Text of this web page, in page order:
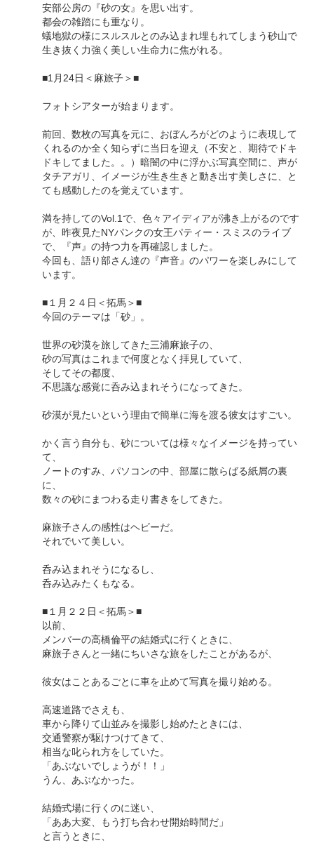
安部公房の『砂の女』を思い出す。
都会の雑踏にも重なり。
蟻地獄の様にスルスルとのみ込まれ埋もれてしまう砂山で
生き抜く力強く美しい生命力に焦がれる。
■1月24日＜麻旅子＞■
フォトシアターが始まります。
前回、数枚の写真を元に、おぼんろがどのように表現して
くれるのか全く知らずに当日を迎え（不安と、期待でドキ
ドキしてました。。）暗闇の中に浮かぶ写真空間に、声が
タチアガリ、イメージが生き生きと動き出す美しさに、と
ても感動したのを覚えています。
満を持してのVol.1で、色々アイディアが沸き上がるのです
が、昨夜見たNYパンクの女王パティー・スミスのライブ
で、『声』の持つ力を再確認しました。
今回も、語り部さん達の『声音』のパワーを楽しみにして
います。
■１月２４日＜拓馬＞■
今回のテーマは「砂」。
世界の砂漠を旅してきた三浦麻旅子の、
砂の写真はこれまで何度となく拝見していて、
そしてその都度、
不思議な感覚に呑み込まれそうになってきた。
砂漠が見たいという理由で簡単に海を渡る彼女はすごい。
かく言う自分も、砂については様々なイメージを持ってい
て、
ノートのすみ、パソコンの中、部屋に散らばる紙屑の裏
に、
数々の砂にまつわる走り書きをしてきた。
麻旅子さんの感性はヘビーだ。
それでいて美しい。
呑み込まれそうになるし、
呑み込みたくもなる。
■１月２２日＜拓馬＞■
以前、
メンバーの高橋倫平の結婚式に行くときに、
麻旅子さんと一緒にちいさな旅をしたことがあるが、
彼女はことあるごとに車を止めて写真を撮り始める。
高速道路でさえも、
車から降りて山並みを撮影し始めたときには、
交通警察が駆けつけてきて、
相当な叱られ方をしていた。
「あぶないでしょうが！！」
うん、あぶなかった。
結婚式場に行くのに迷い、
「ああ大変、もう打ち合わせ開始時間だ」
と言うときに、